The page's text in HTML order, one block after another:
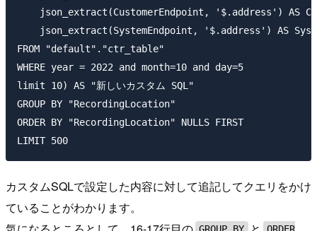
json_extract(CustomerEndpoint, '$.address') AS
json_extract(SystemEndpoint, '$.address') AS
FROM "default"."ctr_table"
WHERE year = 2022 and month=10 and day=5
limit 10) AS "新しいカスタム SQL"
GROUP BY "RecordingLocation"
ORDER BY "RecordingLocation" NULLS FIRST
カスタムSQLで設定した内容に対して追記してクエリをかけ
ていることがわかります。
GROUP BY
ORDER